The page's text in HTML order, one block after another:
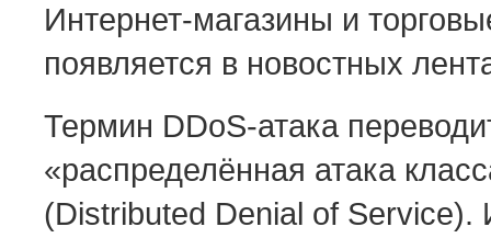
Интернет-магазины и
появляется в новостных
Термин DDoS-атака
«распределённая атака
(Distributed Denial of